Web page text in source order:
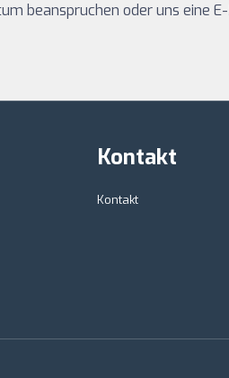
beanspruchen oder uns eine
Kontakt
Kontakt